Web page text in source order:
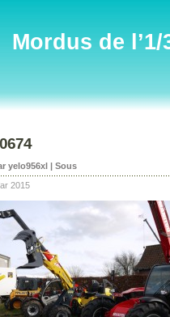
Mordus de l’1/
yelo956xl | Sous
2015